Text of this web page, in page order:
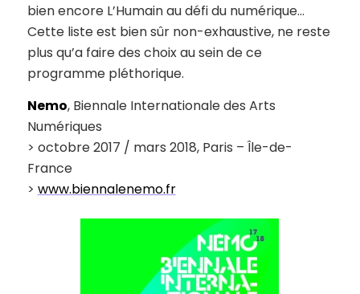
bien encore L’Humain au défi du numérique…
Cette liste est bien sûr non-exhaustive, ne reste
plus qu’a faire des choix au sein de ce
programme pléthorique.
Nemo, Biennale Internationale des Arts
Numériques
> octobre 2017 / mars 2018, Paris – Île-de-
France
> www.biennalenemo.fr